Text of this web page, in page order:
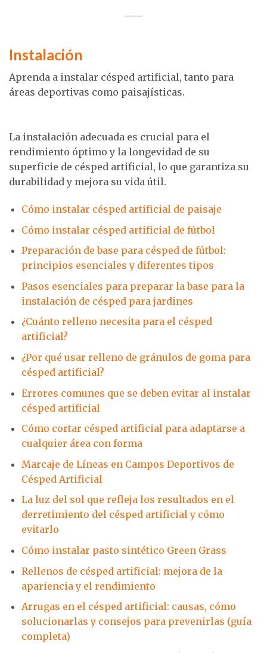
Instalación
Aprenda a instalar césped artificial, tanto para
áreas deportivas como paisajísticas.
La instalación adecuada es crucial para el
rendimiento óptimo y la longevidad de su
superficie de césped artificial, lo que garantiza su
durabilidad y mejora su vida útil.
Cómo instalar césped artificial de paisaje
Cómo instalar césped artificial de fútbol
Preparación de base para césped de fútbol:
principios esenciales y diferentes tipos
Pasos esenciales para preparar la base para la
instalación de césped para jardines
¿Cuánto relleno necesita para el césped
artificial?
¿Por qué usar relleno de gránulos de goma para
césped artificial?
Errores comunes que se deben evitar al instalar
césped artificial
Cómo cortar césped artificial para adaptarse a
cualquier área con forma
Marcaje de Líneas en Campos Deportivos de
Césped Artificial
La luz del sol que refleja los resultados en el
derretimiento del césped artificial y cómo
evitarlo
Cómo instalar pasto sintético Green Grass
Rellenos de césped artificial: mejora de la
apariencia y el rendimiento
Arrugas en el césped artificial: causas, cómo
solucionarlas y consejos para prevenirlas (guía
completa)